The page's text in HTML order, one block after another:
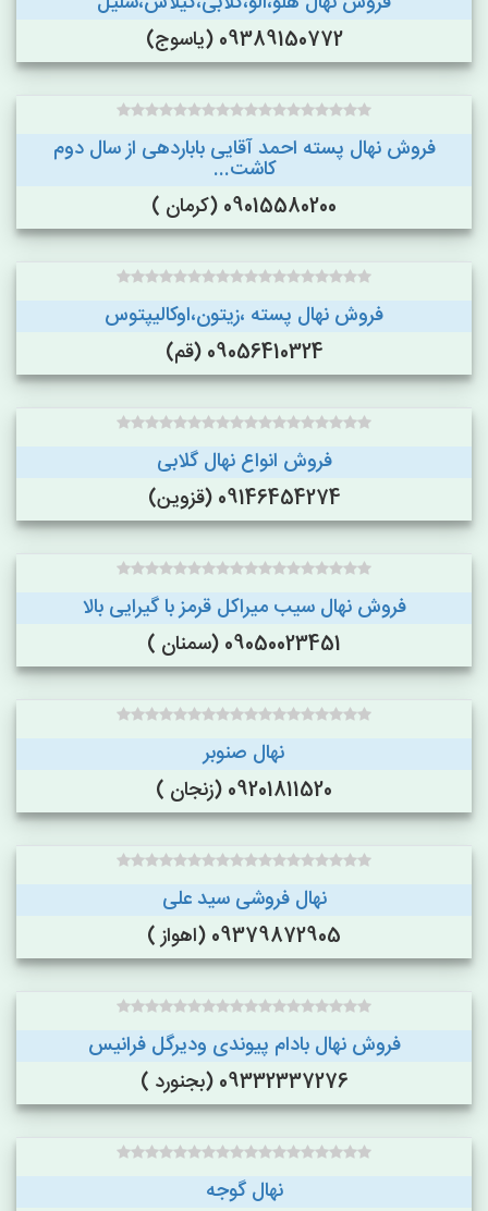
09389150772 (یاسوج)
فروش نهال پسته احمد آقایی باباردهی از سال دوم
کاشت...
09015580200 (کرمان )
فروش نهال پسته ،زیتون،اوکالیپتوس
09056410324 (قم)
فروش انواع نهال گلابی
09146454274 (قزوین)
فروش نهال سیب میراکل قرمز با گیرایی بالا
09050023451 (سمنان )
نهال صنوبر
09201811520 (زنجان )
نهال فروشی سید علی
09379872905 (اهواز )
فروش نهال بادام پیوندی ودیرگل فرانیس
09332337276 (بجنورد )
نهال گوجه